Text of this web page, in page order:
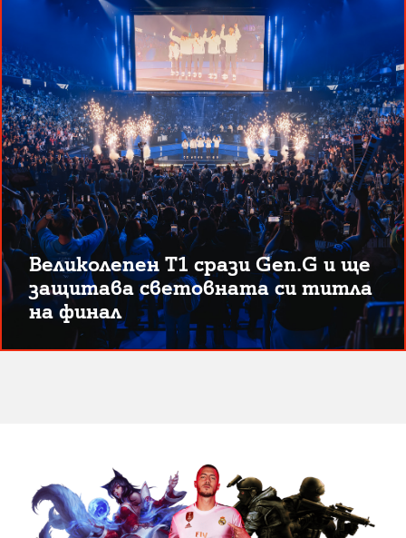
Великолепен T1 срази Gen.G и ще
защитава световната си титла
на финал